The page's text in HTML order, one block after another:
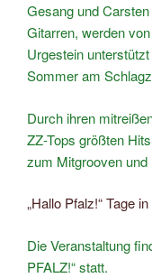
Gesang und
Gitarren, werden
Urgestein
Sommer am
Durch ihren
ZZ-Tops größten
zum Mitgrooven
„Hallo Pfalz!“ Tage
Die Veranstaltung
PFALZ!“ statt.